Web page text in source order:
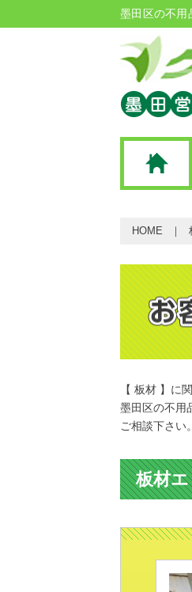
墨田区の不用
HOME
【 板材 】に
墨田区の不用
ご相談下さい
板材